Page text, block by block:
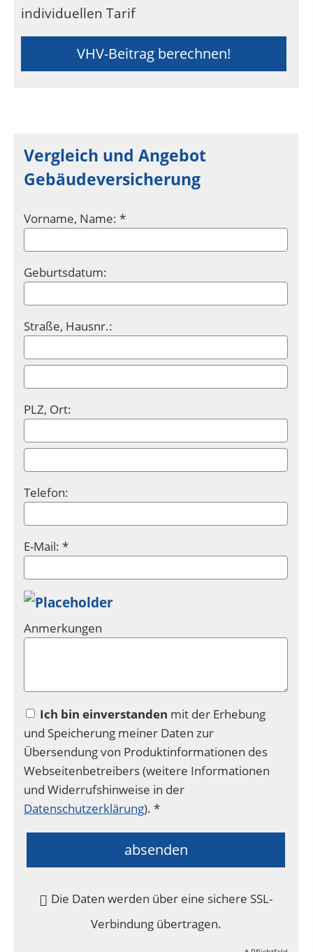
individuellen Tarif
VHV-Beitrag berechnen!
Vergleich und Angebot
Gebäudeversicherung
Vorname, Name: *
Geburtsdatum:
Straße, Hausnr.:
PLZ, Ort:
Telefon:
E-Mail: *
Anmerkungen
Ich bin einverstanden mit der Erhebung
und Speicherung meiner Daten zur
Übersendung von Produktinformationen des
Webseitenbetreibers (weitere Informationen
und Widerrufshinweise in der
Datenschutzerklärung). *
absenden
Die Daten werden über eine sichere SSL-
Verbindung übertragen.